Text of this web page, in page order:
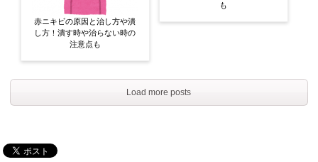
赤ニキビの原因と治し方や潰
し方！潰す時や治らない時の
注意点も
も
Load more posts